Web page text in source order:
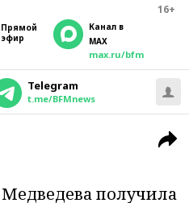
16+
прямой
эфир
Канал в
MAX
max.ru/bfm
Telegram
t.me/BFMnews
получила